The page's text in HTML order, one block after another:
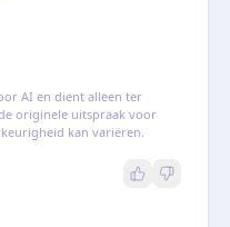
AI en dient alleen ter
originele uitspraak voor
kan variëren.